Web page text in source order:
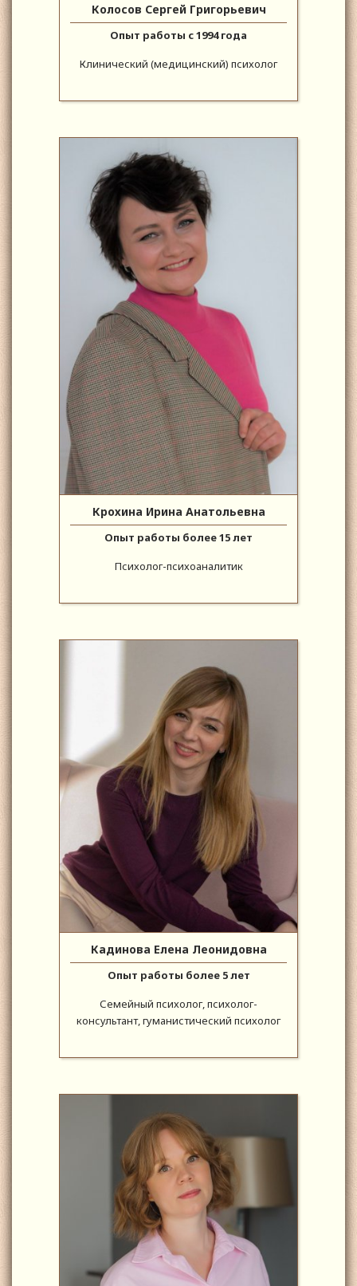
Колосов Сергей Григорьевич
Опыт работы с 1994 года
Клинический (медицинский) психолог
Крохина Ирина Анатольевна
Опыт работы более 15 лет
Психолог-психоаналитик
Кадинова Елена Леонидовна
Опыт работы более 5 лет
Семейный психолог, психолог-
консультант, гуманистический психолог